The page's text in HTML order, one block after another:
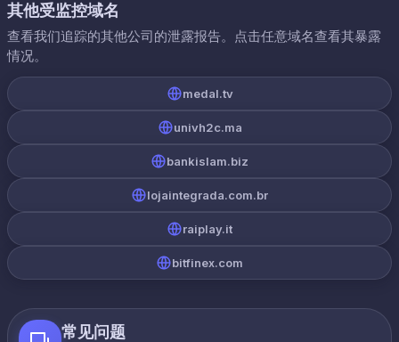
其他受监控域名
查看我们追踪的其他公司的泄露报告。点击任意域名查看其暴露
情况。
medal.tv
univh2c.ma
bankislam.biz
lojaintegrada.com.br
raiplay.it
bitfinex.com
常见问题